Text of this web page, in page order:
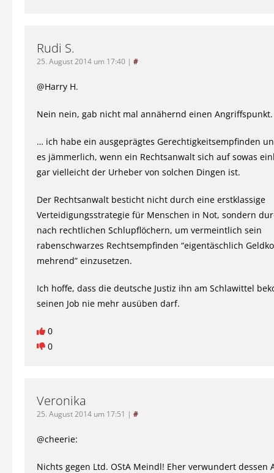
Rudi S.
25. August 2014 um 17:40 | #
@Harry H.
Nein nein, gab nicht mal annähernd einen Angriffspunkt.
… ich habe ein ausgeprägtes Gerechtigkeitsempfinden
es jämmerlich, wenn ein Rechtsanwalt sich auf sowas
gar vielleicht der Urheber von solchen Dingen ist.
Der Rechtsanwalt besticht nicht durch eine erstklassige
Verteidigungsstrategie für Menschen in Not, sondern
nach rechtlichen Schlupflöchern, um vermeintlich sein
rabenschwarzes Rechtsempfinden “eigentäschlich
mehrend” einzusetzen.
Ich hoffe, dass die deutsche Justiz ihn am Schlawittel
seinen Job nie mehr ausüben darf.
0
0
Veronika
25. August 2014 um 17:51 | #
@cheerie:
Nichts gegen Ltd. OStA Meindl! Eher verwundert dessen